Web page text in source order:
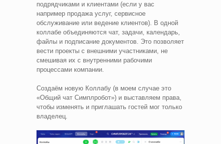
подрядчиками и клиентами (если у вас
например продажа услуг, сервисное
обслуживание или ведение клиентов). В одной
коллабе объединяются чат, задачи, календарь,
файлы и подписание документов. Это позволяет
вести проекты с внешними участниками, не
смешивая их с внутренними рабочими
процессами компании.
Создаём новую Коллабу (в моем случае это
«Общий чат Симплробот») и выставляем права,
чтобы изменять и приглашать гостей мог только
владелец.